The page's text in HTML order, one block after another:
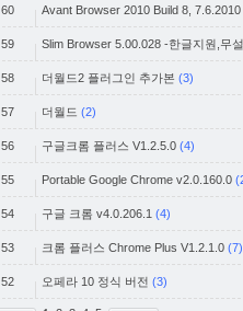
60 Avant Browser 2010 Build 8, 7.6.2010
59 Slim Browser 5.00.028 -한글지원,무
58 더월드2 플러그인 추가본 (3)
57 더월드 (2)
56 구글크롬 플러스 V1.2.5.0 (4)
55 Portable Google Chrome v2.0.160.0
54 구글 크롬 v4.0.206.1 (4)
53 크롬 플러스 Chrome Plus V1.2.1.0 (7)
52 오페라 10 정식 버전 (3)